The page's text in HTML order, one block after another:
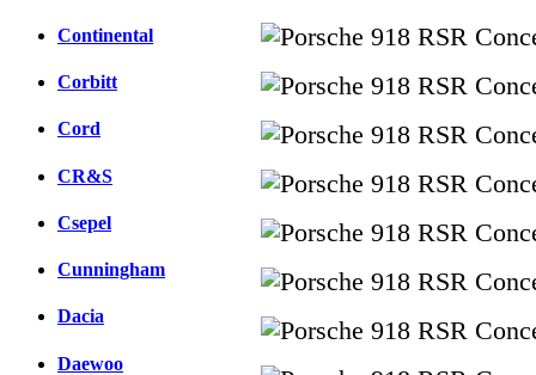
Continental
Corbitt
Cord
CR&S
Csepel
Cunningham
Dacia
Daewoo